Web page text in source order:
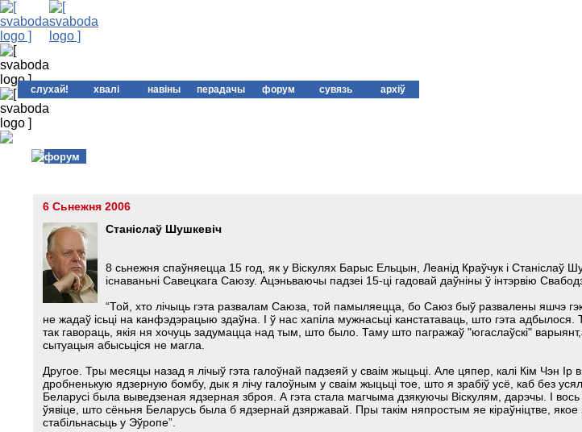
форум
6 Сьнежня 2006
Станіслаў Шушкевіч
8 сьнежня спаўняецца 15 год, як у Віскулях Барыс Ельцын, Леанід Краўчук і Станіслаў
існаваньні Савецкага Саюзу. Ацэньваючы падзеі 15-ці гадовай даўніны ў інтэрвію
“Той, хто лічыць гэта развалам Саюза, той памыляецца, бо Саюз быў развалены яшчэ
не жадаў ісьці на канфэдэрацыю здаўна. І ў нас хапіла мужнасьці канстатаваць, што гэта адбылося.
так гавораць, якія ня хочуць задумацца над тым, што было. Таму што пагражаў "югаслаўскі"
сытуацыя абысьціся не магла.
Другое. Тры месяцы назад я лічыў гэта галоўнай падзеяй у сваім жыцьці. Але цяпер, калі Кім Чэн Ір
дробненькую ядзерную бомбу, дык я лічу галоўным у сваім жыцьці тое, што я зрабіў усё, каб без
Беларусі была выведзеная ядзерная зброя. А гэта стала магчыма дзякуючы Віскулям, дарэчы. І вось
ўявіце, што сёньня Беларусь была б ядзернай дзяржавай. Пры такім няпростым яе кіраўніцтве, якое
стабільнасьць у Эўропе”.
слухай! хвалі навіны перадачы форум сувязь архіў